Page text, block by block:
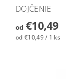
DOJČENIE
od€10,49
od €10,49 / 1 ks